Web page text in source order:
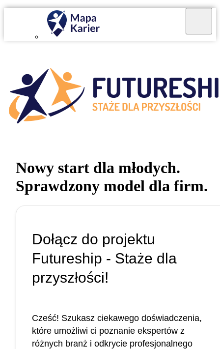
Nowy start dla młodych.
Sprawdzony model dla firm.
Dołącz do projektu
Futureship - Staże dla
przyszłości!
Cześć! Szukasz ciekawego doświadczenia,
które umożliwi ci poznanie ekspertów z
różnych branż i odkrycie profesjonalnego